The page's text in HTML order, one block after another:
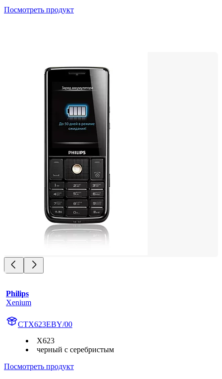
Посмотреть продукт
Philips
Xenium
CTX623EBY/00
X623
черный с серебристым
Посмотреть продукт